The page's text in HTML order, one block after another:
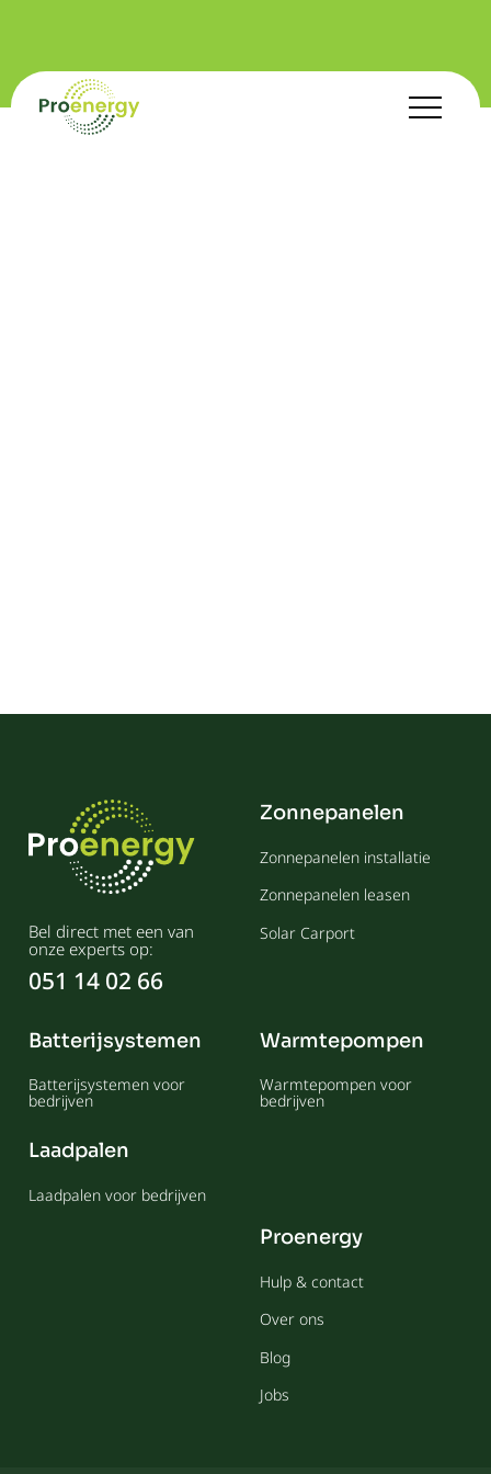
Bel direct met een van
onze experts op:
051 14 02 66
Zonnepanelen
Zonnepanelen installatie
Zonnepanelen leasen
Solar Carport
Batterijsystemen
Batterijsystemen voor
bedrijven
Laadpalen
Laadpalen voor bedrijven
Warmtepompen
Warmtepompen voor
bedrijven
Proenergy
Hulp & contact
Over ons
Blog
Jobs